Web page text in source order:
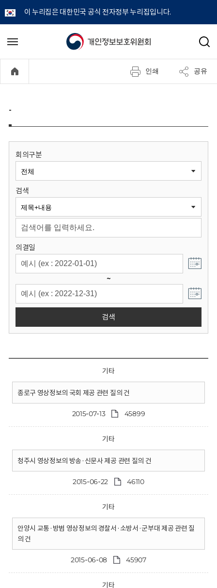
이 누리집은 대한민국 공식 전자정부 누리집입니다.
개
정
보
원
회
메
기
검
인쇄 공유
-
회의구분
검색
의결일
~
검색
기타
종로구 영상정보의 국회 제공 관련 질의 건
2015-07-13 45899
기타
청주시 영상정보의 방송·신문사 제공 관련 질의 건
2015-06-22 46110
기타
안양시 교통·방범 영상정보의 경찰서·소방서·군부대 제공 관련 질
의 건
2015-06-08 45907
기타